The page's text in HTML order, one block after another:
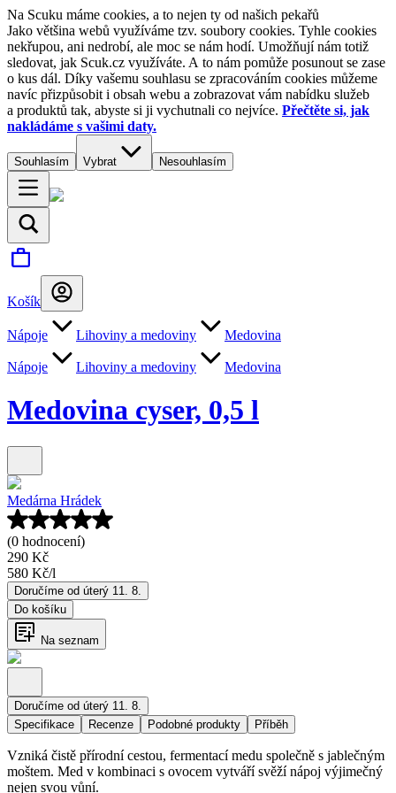
Na Scuku máme cookies, a to nejen ty od našich pekařů
Jako většina webů využíváme tzv. soubory cookies. Tyhle cookies
nekřupou, ani nedrobí, ale moc se nám hodí. Umožňují nám totiž
sledovat, jak Scuk.cz využíváte. A to nám pomůže posunout se zase
o kus dál. Díky vašemu souhlasu se zpracováním cookies můžeme
navíc přizpůsobit i obsah webu a zobrazovat vám nabídku služeb
a produktů tak, abyste si ji vychutnali co nejvíce. Přečtěte si, jak
nakládáme s vašimi daty.
Souhlasím Vybrat Nesouhlasím
Košík
Nápoje Lihoviny a medoviny Medovina
Nápoje Lihoviny a medoviny Medovina
Medovina cyser, 0,5 l
Medárna Hrádek
(0 hodnocení)
290 Kč
580 Kč/l
Doručíme od úterý 11. 8.
Do košíku
Na seznam
Doručíme od úterý 11. 8.
Specifikace
Recenze Podobné produkty Příběh
Vzniká čistě přírodní cestou, fermentací medu společně s jablečným
moštem. Med v kombinaci s ovocem vytváří svěží nápoj výjimečný
nejen svou vůní.